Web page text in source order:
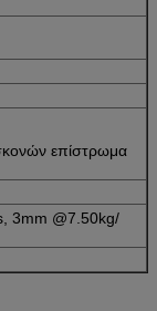
επίστρωμα
3mm @7.50kg/